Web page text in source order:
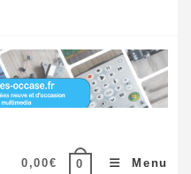
0,00€ 0 Menu